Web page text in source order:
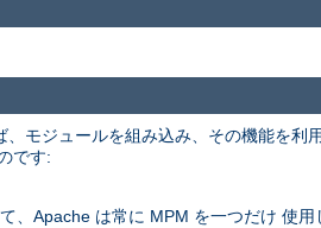
モジュールを組み込み、その機能を利
です:
、Apache は常に MPM を一つだけ 使用